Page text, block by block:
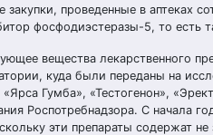
проведенные в аптеках
фосфодиэстеразы-5, то
вещества лекарственного
куда были переданы на
Гумба», «Тестогенон»,
Роспотребнадзора. С начала
эти препараты содержат